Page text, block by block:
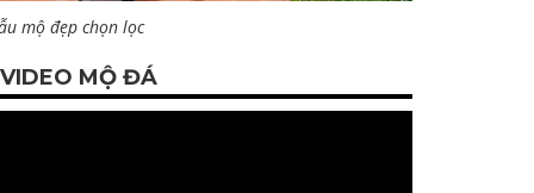
mộ đẹp chọn lọc
VIDEO MỘ ĐÁ